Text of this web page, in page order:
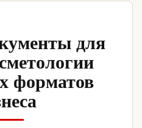
для
форматов